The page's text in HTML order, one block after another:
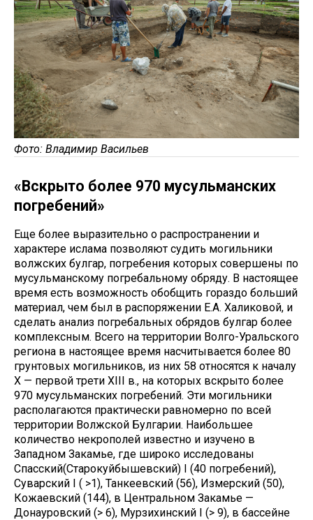
Фото: Владимир Васильев
«Вскрыто более 970 мусульманских
погребений»
Еще более выразительно о распространении и
характере ислама позволяют судить могильники
волжских булгар, погребения которых совершены по
мусульманскому погребальному обряду. В настоящее
время есть возможность обобщить гораздо больший
материал, чем был в распоряжении Е.А. Халиковой, и
сделать анализ погребальных обрядов булгар более
комплексным. Всего на территории Волго-Уральского
региона в настоящее время насчитывается более 80
грунтовых могильников, из них 58 относятся к началу
X — первой трети XIII в., на которых вскрыто более
970 мусульманских погребений. Эти могильники
располагаются практически равномерно по всей
территории Волжской Булгарии. Наибольшее
количество некрополей известно и изучено в
Западном Закамье, где широко исследованы
Спасский(Старокуйбышевский) I (40 погребений),
Суварский I ( >1), Танкеевский (56), Измерский (50),
Кожаевский (144), в Центральном Закамье —
Донауровский (> 6), Мурзихинский I (> 9), в бассейне